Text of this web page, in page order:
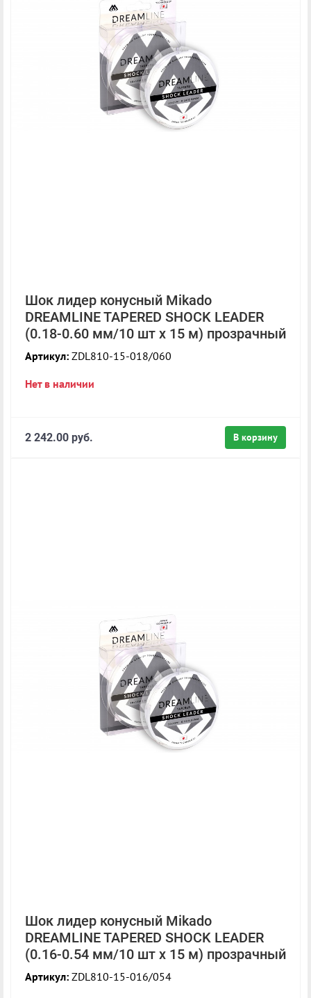
Шок лидер конусный Mikado
DREAMLINE TAPERED SHOCK LEADER
(0.18-0.60 мм/10 шт x 15 м) прозрачный
Артикул: ZDL810-15-018/060
Нет в наличии
В корзину
2 242.00 руб.
Шок лидер конусный Mikado
DREAMLINE TAPERED SHOCK LEADER
(0.16-0.54 мм/10 шт x 15 м) прозрачный
Артикул: ZDL810-15-016/054